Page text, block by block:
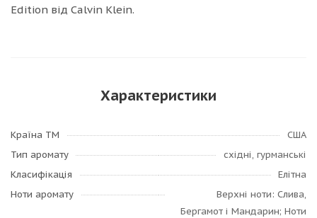
Edition від Calvin Klein.
Характеристики
Країна ТМ
США
Тип аромату
східні, гурманські
Класифікація
Елітна
Ноти аромату
Верхні ноти: Слива,
Бергамот і Мандарин; Ноти